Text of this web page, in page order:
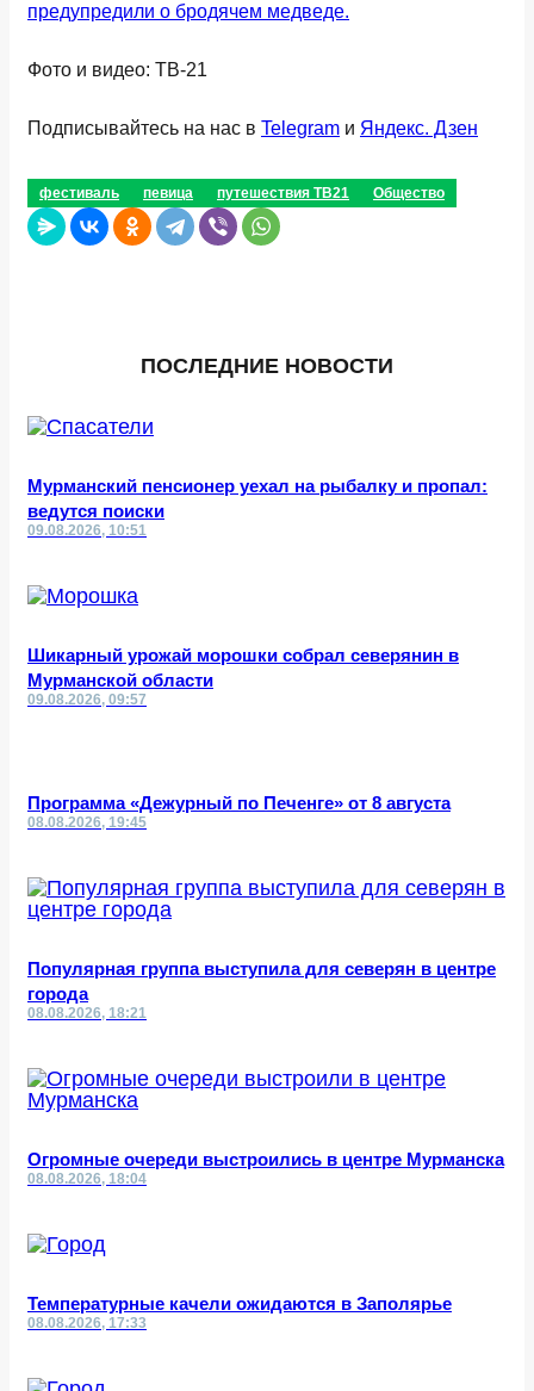
предупредили о бродячем медведе.
Фото и видео: ТВ-21
Подписывайтесь на нас в Telegram и Яндекс. Дзен
фестиваль певица путешествия ТВ21 Общество
ПОСЛЕДНИЕ НОВОСТИ
Мурманский пенсионер уехал на рыбалку и пропал:
ведутся поиски
09.08.2026, 10:51
Шикарный урожай морошки собрал северянин в
Мурманской области
09.08.2026, 09:57
Программа «Дежурный по Печенге» от 8 августа
08.08.2026, 19:45
Популярная группа выступила для северян в центре
города
08.08.2026, 18:21
Огромные очереди выстроились в центре Мурманска
08.08.2026, 18:04
Температурные качели ожидаются в Заполярье
08.08.2026, 17:33